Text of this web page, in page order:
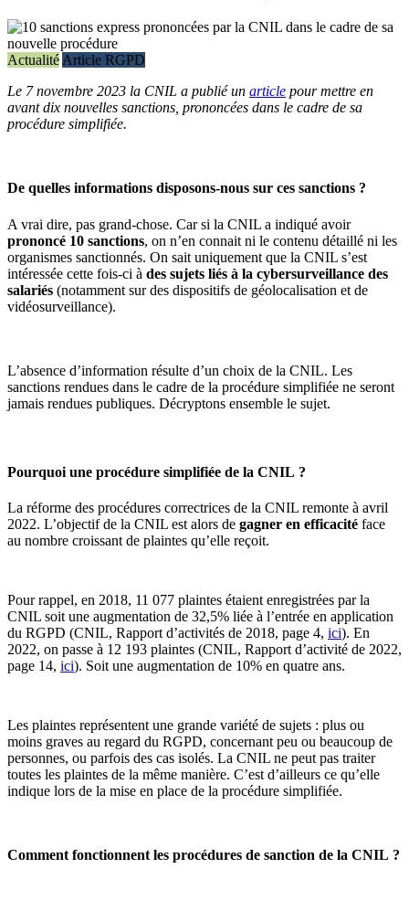
Actualité Article RGPD
Le 7 novembre 2023 la CNIL a publié un article pour mettre en
avant dix nouvelles sanctions, prononcées dans le cadre de sa
procédure simplifiée.
De quelles informations disposons-nous sur ces sanctions ?
A vrai dire, pas grand-chose. Car si la CNIL a indiqué avoir
prononcé 10 sanctions, on n’en connait ni le contenu détaillé ni les
organismes sanctionnés. On sait uniquement que la CNIL s’est
intéressée cette fois-ci à des sujets liés à la cybersurveillance des
salariés (notamment sur des dispositifs de géolocalisation et de
vidéosurveillance).
L’absence d’information résulte d’un choix de la CNIL. Les
sanctions rendues dans le cadre de la procédure simplifiée ne seront
jamais rendues publiques. Décryptons ensemble le sujet.
Pourquoi une procédure simplifiée de la CNIL ?
La réforme des procédures correctrices de la CNIL remonte à avril
2022. L’objectif de la CNIL est alors de gagner en efficacité face
au nombre croissant de plaintes qu’elle reçoit.
Pour rappel, en 2018, 11 077 plaintes étaient enregistrées par la
CNIL soit une augmentation de 32,5% liée à l’entrée en application
du RGPD (CNIL, Rapport d’activités de 2018, page 4, ici). En
2022, on passe à 12 193 plaintes (CNIL, Rapport d’activité de 2022,
page 14, ici). Soit une augmentation de 10% en quatre ans.
Les plaintes représentent une grande variété de sujets : plus ou
moins graves au regard du RGPD, concernant peu ou beaucoup de
personnes, ou parfois des cas isolés. La CNIL ne peut pas traiter
toutes les plaintes de la même manière. C’est d’ailleurs ce qu’elle
indique lors de la mise en place de la procédure simplifiée.
Comment fonctionnent les procédures de sanction de la CNIL ?